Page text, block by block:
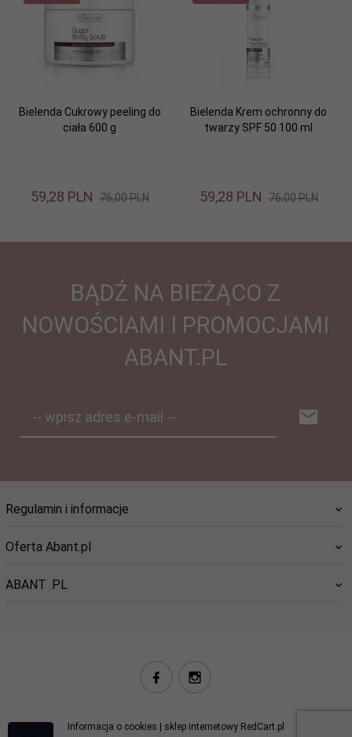
Bielenda Cukrowy peeling do
ciała 600 g
59,28 PLN 76,00 PLN
Bielenda Krem ochronny do
twarzy SPF 50 100 ml
59,28 PLN 76,00 PLN
BĄDŹ NA BIEŻĄCO Z
NOWOŚCIAMI I PROMOCJAMI
ABANT.PL
-- wpisz adres e-mail --
Regulamin i informacje
Oferta Abant.pl
ABANT .PL
Informacja o cookies | sklep internetowy RedCart.pl